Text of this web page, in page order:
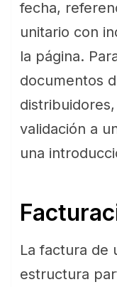
fecha,
unitario con
la página.
documentos
validación a
una
La factura de
estructura